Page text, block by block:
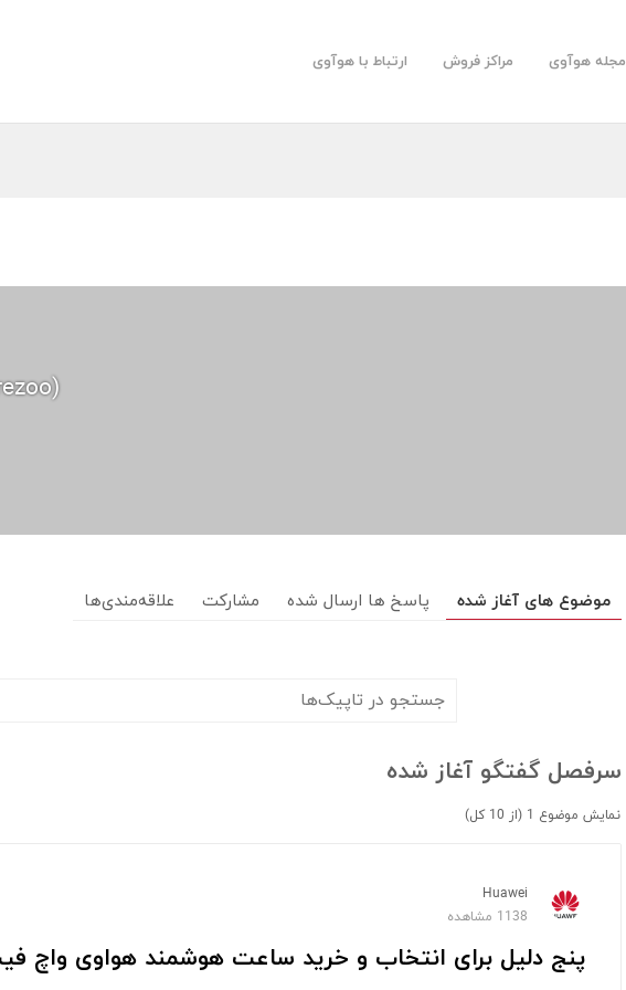
مجله هوآوی مراکز فروش ارتباط با هوآوی
موضوع های آغاز شده پاسخ ها ارسال شده مشارکت علاقه‌مندی‌ها
سرفصل گفتگو آغاز شده
نمایش موضوع 1 (از 10 کل)
Huawei
1138 مشاهده
پنج دلیل برای انتخاب و خرید ساعت هوشمند هواوی واچ